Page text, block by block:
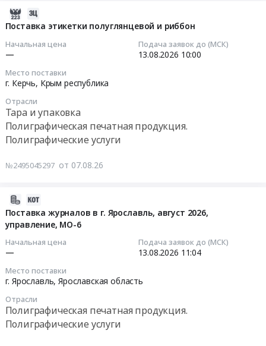
Поставка этикетки полуглянцевой и риббон
Начальная цена
—
Подача заявок до (МСК)
13.08.2026 10:00
Место поставки
г. Керчь, Крым республика
Отрасли
Тара и упаковка
Полиграфическая печатная продукция.
Полиграфические услуги
№2495045297 от 07.08.26
Поставка журналов в г. Ярославль, август 2026,
управление, МО-6
Начальная цена
—
Подача заявок до (МСК)
13.08.2026 11:04
Место поставки
г. Ярославль,Ярославская область
Отрасли
Полиграфическая печатная продукция.
Полиграфические услуги